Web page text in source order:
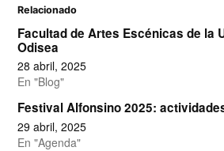
Relacionado
Facultad de Artes Escénicas de la
Odisea
28 abril, 2025
En "Blog"
Festival Alfonsino 2025:
29 abril, 2025
En "Agenda"